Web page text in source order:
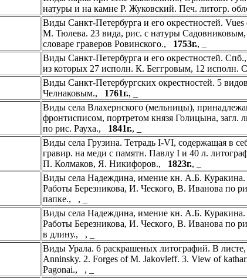
натуры и на камне Р. Жуковский. Печ. литогр.
Виды Санкт-Петербурга и его окрестностей.
М. Тюлева. 23 вида, рис. с натуры
словаре граверов Ровинского., 1753г., _
Виды Санкт-Петербурга и его окрестностей.
из которых 27 исполн. К. Беггровым, 12 исполн.
Виды Санкт-Петербургских окрестностей. 5
Челнаковым., 1761г., _
Виды села Влахернского (мельницы),
фронтисписом, портретом князя Голицына, загл.
по рис. Рауха., 1841г., _
Виды села Грузина. Тетрадь I-VI, содержащая в
гравир. на меди с памятн. Павлу I и 40 л.
П. Колмаков, Я. Никифоров., 1823г., _
Виды села Надеждина, имение кн. А.Б. Куракина.
Работы Березникова, И. Ческого, В. Иванова по
папке., , _
Виды села Надеждина, имение кн. А.Б. Куракина.
Работы Березникова, И. Ческого, В. Иванова по
в длину., , _
Виды Урала. 6 раскрашеных литографий. В
Anninsky. 2. Forges of M. Jakovleff. 3. View of
Pagonai., , _